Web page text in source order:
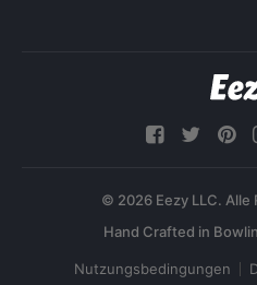
© 2026 Eezy LLC. Alle
Nutzungsbedingungen